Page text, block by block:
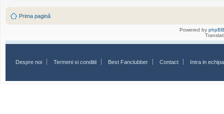
Prima pagină
Powered by phpBB
Despre noi Termeni si conditii Best Fanclubber Contact Intra in